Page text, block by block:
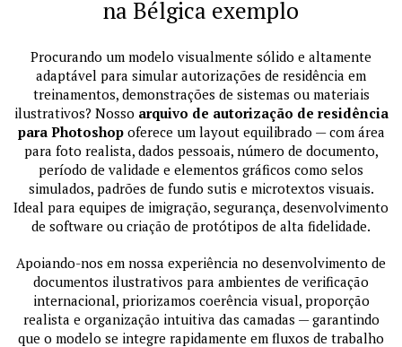
na Bélgica exemplo
Procurando um modelo visualmente sólido e altamente
adaptável para simular autorizações de residência em
treinamentos, demonstrações de sistemas ou materiais
ilustrativos? Nosso arquivo de autorização de residência
para Photoshopoferece um layout equilibrado — com área
para foto realista, dados pessoais, número de documento,
período de validade e elementos gráficos como selos
simulados, padrões de fundo sutis e microtextos visuais.
Ideal para equipes de imigração, segurança, desenvolvimento
de software ou criação de protótipos de alta fidelidade.
Apoiando-nos em nossa experiência no desenvolvimento de
documentos ilustrativos para ambientes de verificação
internacional, priorizamos coerência visual, proporção
realista e organização intuitiva das camadas — garantindo
que o modelo se integre rapidamente em fluxos de trabalho